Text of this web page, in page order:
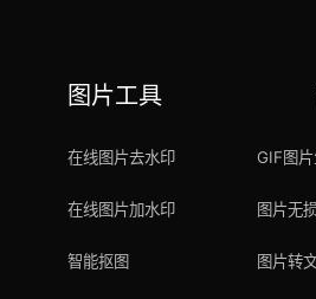
图片工具
在线图片去水印
在线图片加水印
智能抠图
GIF图
图片无
图片转